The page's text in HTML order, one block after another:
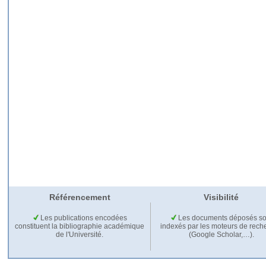
Référencement Visibilité
Les publications encodées
constituent la bibliographie académique
de l'Université.
Les documents déposés
indexés par les moteurs de
(Google Scholar,…).